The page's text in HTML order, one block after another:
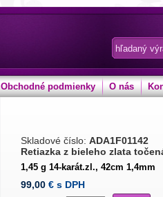
Obchodné podmienky O nás
Skladové číslo: ADA1F01142
Retiazka z bieleho zlata
1,45 g 14-karát.zl., 42cm 1,4mm
99,00 € s DPH